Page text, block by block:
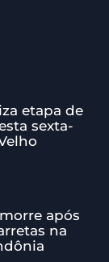
etapa de
sexta-
após
na